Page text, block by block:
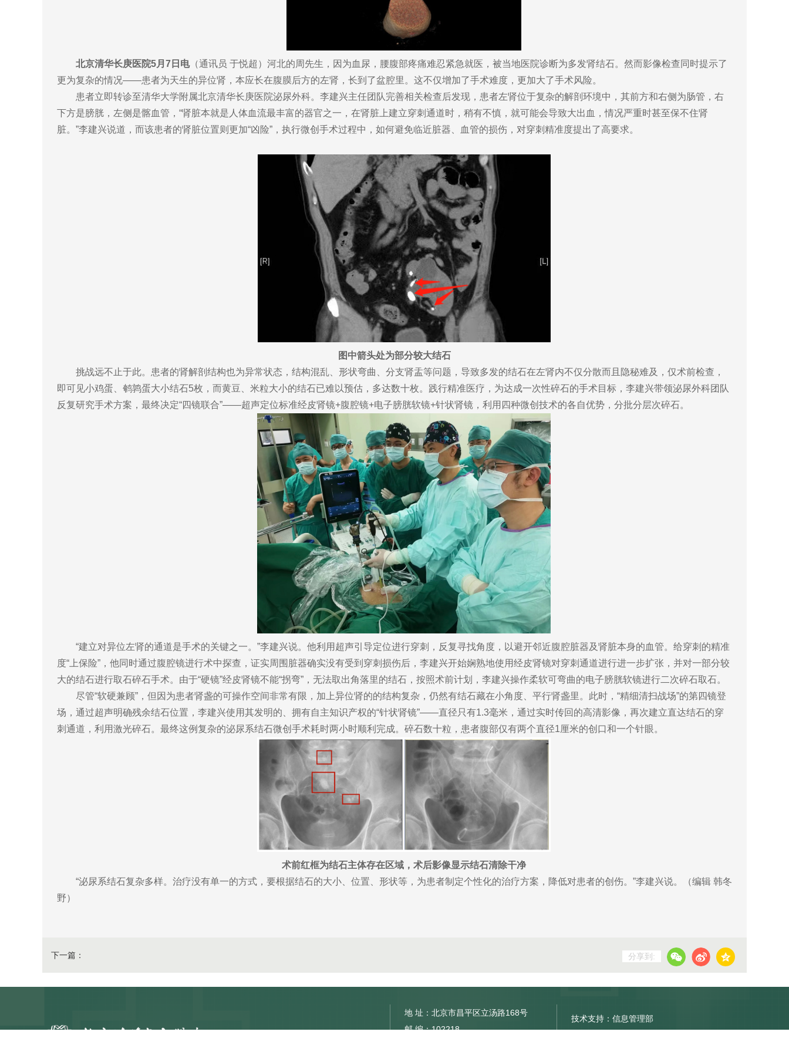
北京清华长庚医院5月7日电（通讯员 于悦超）河北的周先生，因为血尿，腰腹部疼痛难忍紧急就医，被当地医院诊断为多发肾结石。然而影像检查同时提示了
更为复杂的情况——患者为天生的异位肾，本应长在腹膜后方的左肾，长到了盆腔里。这不仅增加了手术难度，更加大了手术风险。
患者立即转诊至清华大学附属北京清华长庚医院泌尿外科。李建兴主任团队完善相关检查后发现，患者左肾位于复杂的解剖环境中，其前方和右侧为肠管，右
下方是膀胱，左侧是髂血管，“肾脏本就是人体血流最丰富的器官之一，在肾脏上建立穿刺通道时，稍有不慎，就可能会导致大出血，情况严重时甚至保不住肾
脏。”李建兴说道，而该患者的肾脏位置则更加“凶险”，执行微创手术过程中，如何避免临近脏器、血管的损伤，对穿刺精准度提出了高要求。
图中箭头处为部分较大结石
挑战远不止于此。患者的肾解剖结构也为异常状态，结构混乱、形状弯曲、分支肾盂等问题，导致多发的结石在左肾内不仅分散而且隐秘难及，仅术前检查，
即可见小鸡蛋、鹌鹑蛋大小结石5枚，而黄豆、米粒大小的结石已难以预估，多达数十枚。践行精准医疗，为达成一次性碎石的手术目标，李建兴带领泌尿外科团队
反复研究手术方案，最终决定“四镜联合”——超声定位标准经皮肾镜+腹腔镜+电子膀胱软镜+针状肾镜，利用四种微创技术的各自优势，分批分层次碎石。
“建立对异位左肾的通道是手术的关键之一。”李建兴说。他利用超声引导定位进行穿刺，反复寻找角度，以避开邻近腹腔脏器及肾脏本身的血管。给穿刺的精准
度“上保险”，他同时通过腹腔镜进行术中探查，证实周围脏器确实没有受到穿刺损伤后，李建兴开始娴熟地使用经皮肾镜对穿刺通道进行进一步扩张，并对一部分较
大的结石进行取石碎石手术。由于“硬镜”经皮肾镜不能“拐弯”，无法取出角落里的结石，按照术前计划，李建兴操作柔软可弯曲的电子膀胱软镜进行二次碎石取石。
尽管“软硬兼顾”，但因为患者肾盏的可操作空间非常有限，加上异位肾的的结构复杂，仍然有结石藏在小角度、平行肾盏里。此时，“精细清扫战场”的第四镜登
场，通过超声明确残余结石位置，李建兴使用其发明的、拥有自主知识产权的“针状肾镜”——直径只有1.3毫米，通过实时传回的高清影像，再次建立直达结石的穿
刺通道，利用激光碎石。最终这例复杂的泌尿系结石微创手术耗时两小时顺利完成。碎石数十粒，患者腹部仅有两个直径1厘米的创口和一个针眼。
术前红框为结石主体存在区域，术后影像显示结石清除干净
“泌尿系结石复杂多样。治疗没有单一的方式，要根据结石的大小、位置、形状等，为患者制定个性化的治疗方案，降低对患者的创伤。”李建兴说。（编辑 韩冬
野）
下一篇： 分享到:
地 址：北京市昌平区立汤路168号
邮 编：102218
技术支持：信息管理部